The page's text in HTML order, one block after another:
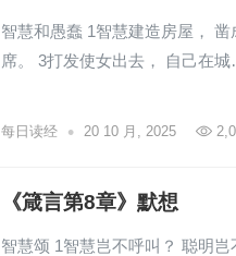
智慧和愚蠢 1智慧建造房屋，
席。 3打发使女出去， 自己在
每日读经 • 20 10 月, 2025
《箴言第8章》默想
智慧颂 1智慧岂不呼叫？ 聪明